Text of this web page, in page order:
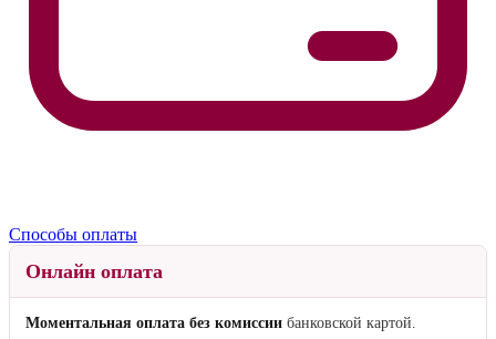
Способы оплаты
Онлайн оплата
Моментальная оплата без комиссии банковской картой.